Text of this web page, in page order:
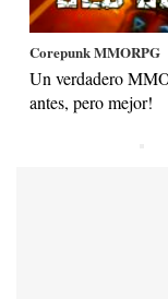
Corepunk MMORPG
Un verdadero
antes, pero mejor!